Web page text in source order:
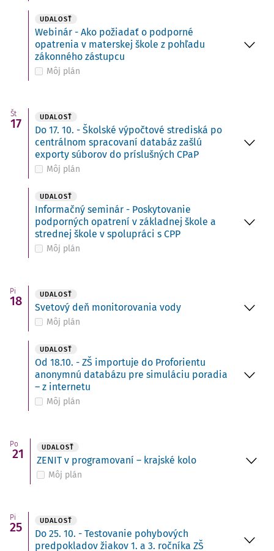
UDALOSŤ
Webinár - Ako požiadať o podporné
opatrenia v materskej škole z pohľadu
zákonného zástupcu
Môj plán
Št
17 UDALOSŤ
Do 17. 10. - Školské výpočtové strediská po
centrálnom spracovaní databáz zašlú
exporty súborov do príslušných CPaP
Môj plán
UDALOSŤ
Informačný seminár - Poskytovanie
podporných opatrení v základnej škole a
strednej škole v spolupráci s CPP
Môj plán
Pi
18 UDALOSŤ
Svetový deň monitorovania vody
Môj plán
UDALOSŤ
Od 18.10. - ZŠ importuje do Proforientu
anonymnú databázu pre simuláciu poradia
– z internetu
Môj plán
Po
21 UDALOSŤ
ZENIT v programovaní – krajské kolo
Môj plán
Pi
25 UDALOSŤ
Do 25. 10. - Testovanie pohybových
predpokladov žiakov 1. a 3. ročníka ZŠ